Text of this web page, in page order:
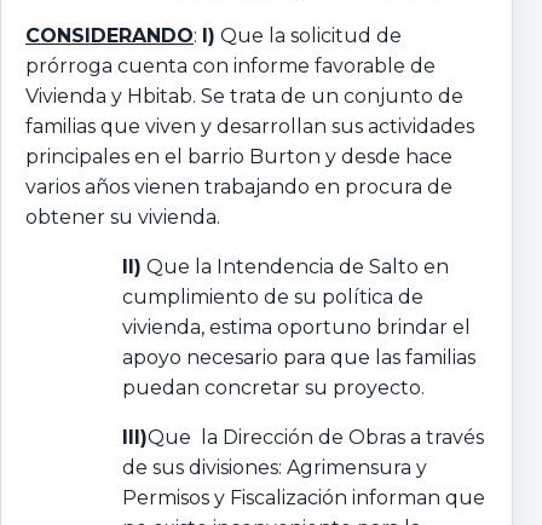
CONSIDERANDO: I) Que la solicitud de
prórroga cuenta con informe favorable de
Vivienda y Hbitab. Se trata de un conjunto de
familias que viven y desarrollan sus actividades
principales en el barrio Burton y desde hace
varios años vienen trabajando en procura de
obtener su vivienda.
II) Que la Intendencia de Salto en
cumplimiento de su política de
vivienda, estima oportuno brindar el
apoyo necesario para que las familias
puedan concretar su proyecto.
III)Que la Dirección de Obras a través
de sus divisiones: Agrimensura y
Permisos y Fiscalización informan que